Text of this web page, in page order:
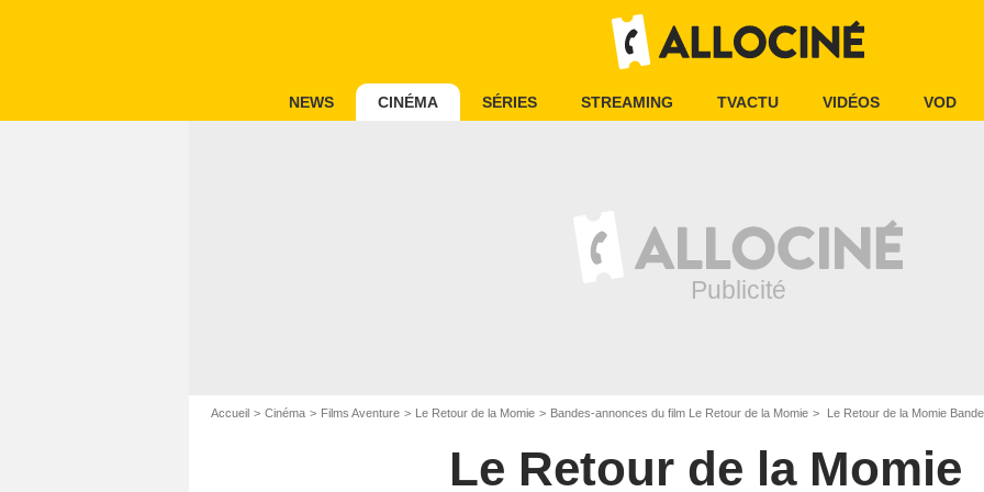
NEWS CINÉMA SÉRIES STREAMING TVACTU VIDÉOS VOD
Accueil Cinéma Films Aventure Le Retour de la Momie Bandes-annonces du film Le Retour de la Momie Le Retour de la Momie
Le Retour de la Momie